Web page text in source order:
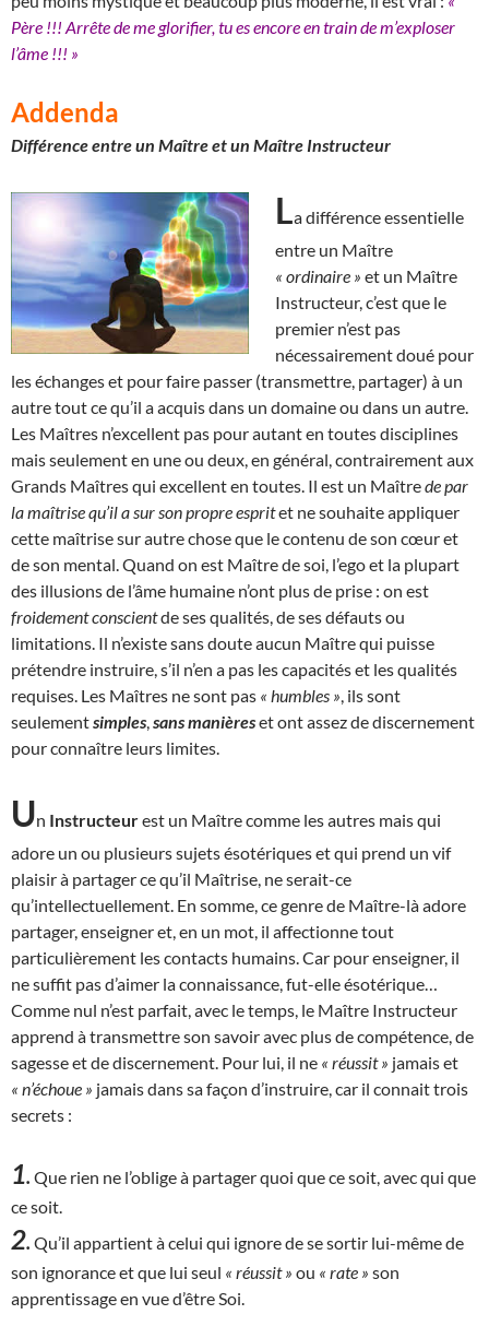
Père !!! Arrête de me glorifier, tu es encore en train de m’exploser
l’âme !!! »
Addenda
Différence entre un Maître et un Maître Instructeur
La différence essentielle
entre un Maître
« ordinaire » et un Maître
Instructeur, c’est que le
premier n’est pas
nécessairement doué pour
les échanges et pour faire passer (transmettre, partager) à un
autre tout ce qu’il a acquis dans un domaine ou dans un autre.
Les Maîtres n’excellent pas pour autant en toutes disciplines
mais seulement en une ou deux, en général, contrairement aux
Grands Maîtres qui excellent en toutes. Il est un Maîtrede par
la maîtrise qu’il a sur son propre espritet ne souhaite appliquer
cette maîtrise sur autre chose que le contenu de son cœur et
de son mental. Quand on est Maître de soi, l’ego et la plupart
des illusions de l’âme humaine n’ont plus de prise : on est
froidement conscientde ses qualités, de ses défauts ou
limitations. Il n’existe sans doute aucun Maître qui puisse
prétendre instruire, s’il n’en a pas les capacités et les qualités
requises. Les Maîtres ne sont pas « humbles » , ils sont
seulementsimples sans manièreset ont assez de discernement
pour connaître leurs limites.
Un Instructeurest un Maître comme les autres mais qui
adore un ou plusieurs sujets ésotériques et qui prend un vif
plaisir à partager ce qu’il Maîtrise, ne serait-ce
qu’intellectuellement. En somme, ce genre de Maître-là adore
partager, enseigner et, en un mot, il affectionne tout
particulièrement les contacts humains. Car pour enseigner, il
ne suffit pas d’aimer la connaissance, fut-elle ésotérique…
Comme nul n’est parfait, avec le temps, le Maître Instructeur
apprend à transmettre son savoir avec plus de compétence, de
sagesse et de discernement. Pour lui, il ne « réussit » jamais et
« n’échoue » jamais dans sa façon d’instruire, car il connait trois
secrets :
1. Que rien ne l’oblige à partager quoi que ce soit, avec qui que
ce soit.
2. Qu’il appartient à celui qui ignore de se sortir lui-même de
son ignorance et que lui seul « réussit » ou « rate » son
apprentissage en vue d’être Soi.